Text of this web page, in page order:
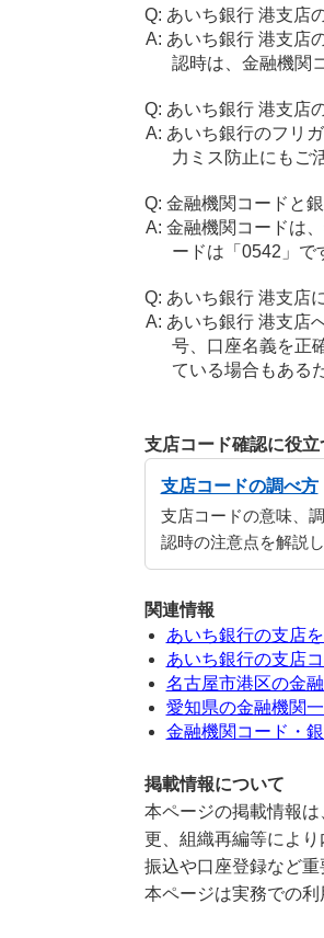
あいち銀行 港支店
あいち銀行 港支店
認時は、金融機関
あいち銀行 港支店
あいち銀行のフリ
力ミス防止にもご
金融機関コードと
金融機関コードは
ードは「0542」で
あいち銀行 港支店
あいち銀行 港支店
号、口座名義を正
ている場合もある
支店コード確認に役立
支店コードの調べ方
支店コードの意味、
認時の注意点を解説し
関連情報
あいち銀行の支店
あいち銀行の支店
名古屋市港区の金
愛知県の金融機関
金融機関コード・
掲載情報について
本ページの掲載情報
更、組織再編等により
振込や口座登録など
本ページは実務での利